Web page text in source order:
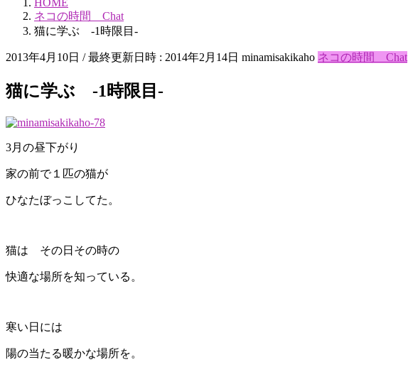
HOME
ネコの時間 Chat
猫に学ぶ -1時限目-
2013年4月10日 / 最終更新日時 : 2014年2月14日 minamisakikaho ネコの時間 Chat
猫に学ぶ -1時限目-
3月の昼下がり
家の前で１匹の猫が
ひなたぼっこしてた。
猫は その日その時の
快適な場所を知っている。
寒い日には
陽の当たる暖かな場所を。